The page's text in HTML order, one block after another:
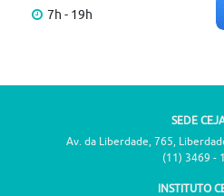
7h - 19h
SEDE
Av. da Liberdade, 765,
(11) 3469 -
INSTITUTO